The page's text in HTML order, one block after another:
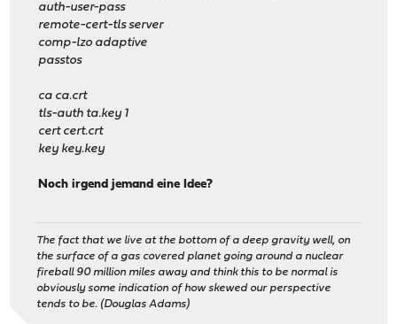
auth-user-pass
remote-cert-tls server
comp-lzo adaptive
passtos
ca ca.crt
tls-auth ta.key 1
cert cert.crt
key key.key
Noch irgend jemand eine Idee?
The fact that we live at the bottom of a deep gravity well, on
the surface of a gas covered planet going around a nuclear
fireball 90 million miles away and think this to be normal is
obviously some indication of how skewed our perspective
tends to be. (Douglas Adams)